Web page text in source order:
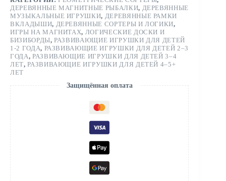
ДЕРЕВЯННЫЕ МАГНИТНЫЕ РЫБАЛКИ, ДЕРЕВЯННЫЕ
МУЗЫКАЛЬНЫЕ ИГРУШКИ, ДЕРЕВЯННЫЕ РАМКИ
ВКЛАДЫШИ, ДЕРЕВЯННЫЕ СОРТЕРЫ И ЛОГИКИ,
ИГРЫ НА МАГНИТАХ, ЛОГИЧЕСКИЕ ДОСКИ И
БИЗИБОРДЫ,РАЗВИВАЮЩИЕ ИГРУШКИ ДЛЯ ДЕТЕЙ
1-2 ГОДА, РАЗВИВАЮЩИЕ ИГРУШКИ ДЛЯ ДЕТЕЙ 2–3
ГОДА, РАЗВИВАЮЩИЕ ИГРУШКИ ДЛЯ ДЕТЕЙ 3–4
ЛЕТ,РАЗВИВАЮЩИЕ ИГРУШКИ ДЛЯ ДЕТЕЙ 4–5+
ЛЕТ
Защищённая оплата